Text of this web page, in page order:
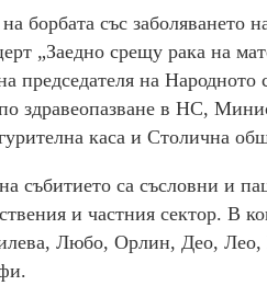
борбата със
„Заедно срещу рака на
председателя на
здравеопазване в НС,
каса и Столична
събитието са съсловни и
и частния сектор. В
Любо, Орлин, Део,